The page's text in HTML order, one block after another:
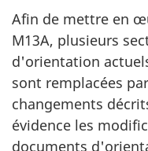
Afin de mettre en
M13A, plusieurs
d'orientation
sont remplacées
changements
évidence les
documents